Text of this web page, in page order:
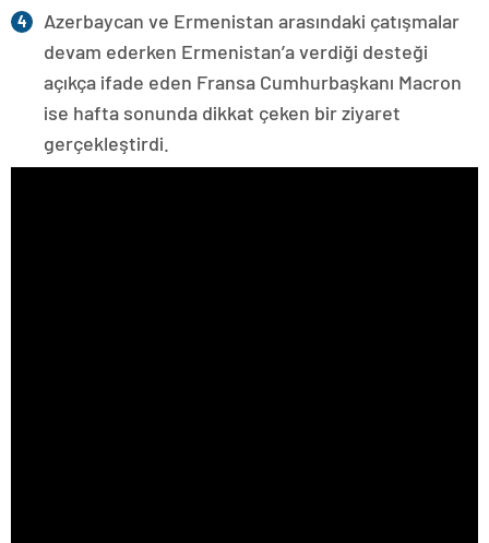
Azerbaycan ve Ermenistan arasındaki çatışmalar
devam ederken Ermenistan’a verdiği desteği
açıkça ifade eden Fransa Cumhurbaşkanı Macron
ise hafta sonunda dikkat çeken bir ziyaret
gerçekleştirdi.